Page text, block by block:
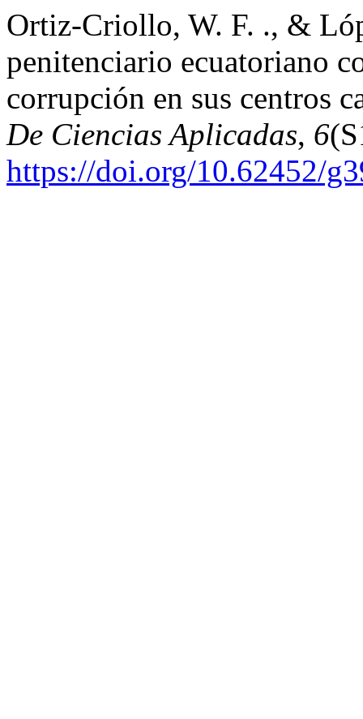
Ortiz-Criollo, W. F. ., &
penitenciario ecuatoriano
corrupción en sus centros
De Ciencias Aplicadas, 6
https://doi.org/10.62452/